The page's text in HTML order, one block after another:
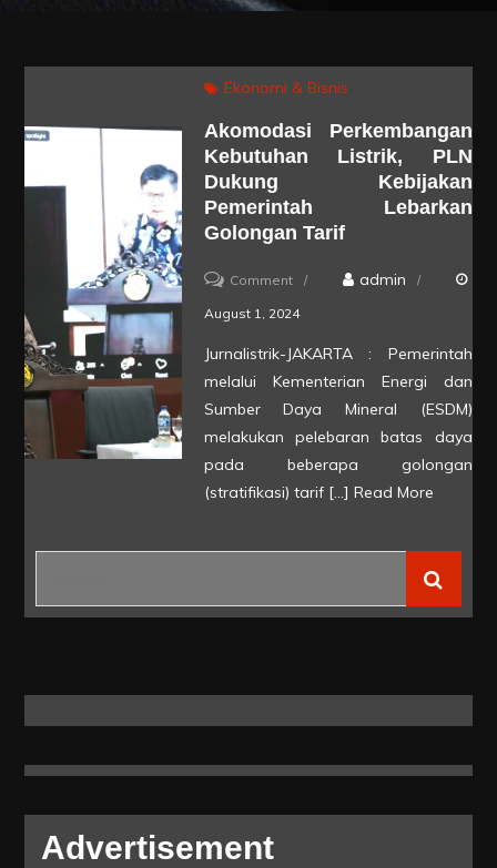
Ekonomi & Bisnis
Akomodasi Perkembangan
Kebutuhan Listrik, PLN
Dukung Kebijakan
Pemerintah Lebarkan
Golongan Tarif
Commenton
Akomodasi
Listrik,
PLN
Dukung
Kebijakan
Lebarkan
Tarif
admin
August 1, 2024
Jurnalistrik-JAKARTA : Pemerintah
melalui Kementerian Energi dan
Sumber Daya Mineral (ESDM)
melakukan pelebaran batas daya
pada beberapa golongan
(stratifikasi) tarif […] Read More
Advertisement